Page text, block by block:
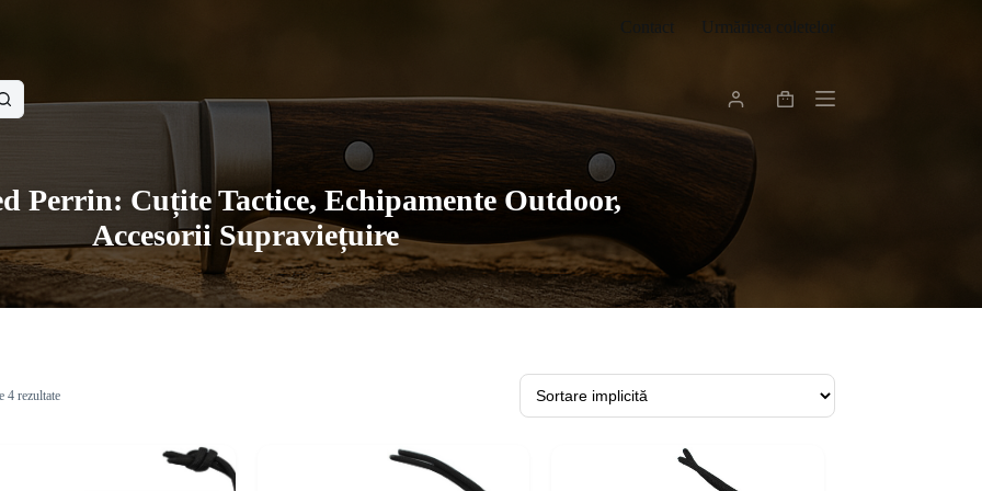
Urmărirea coletelor
Coș
Perrin: Cuțite Tactice, Echipamente Outdoor,
Accesorii Supraviețuire
4 rezultate